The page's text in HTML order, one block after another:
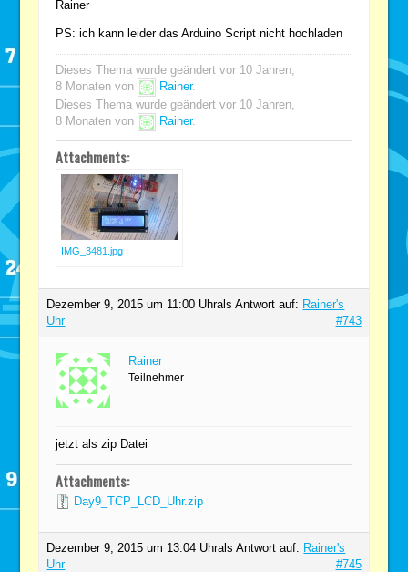
Rainer
PS: ich kann leider das Arduino Script nicht hochladen
Dieses Thema wurde geändert vor 10 Jahren,
8 Monaten von
Rainer.
Dieses Thema wurde geändert vor 10 Jahren,
8 Monaten von
Rainer.
Attachments:
IMG_3481.jpg
Dezember 9, 2015 um 11:00 Uhrals Antwort auf: Rainer's
Uhr
#743
Rainer
Teilnehmer
jetzt als zip Datei
Attachments:
Day9_TCP_LCD_Uhr.zip
Dezember 9, 2015 um 13:04 Uhrals Antwort auf: Rainer's
Uhr
#745